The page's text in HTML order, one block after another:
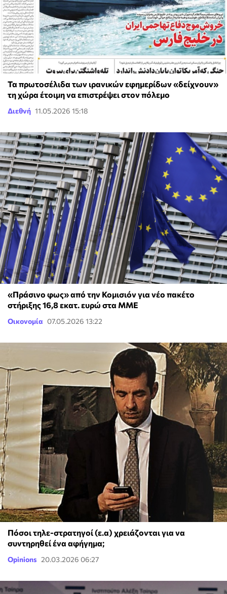
Τα πρωτοσέλιδα των ιρανικών εφημερίδων «δείχνουν»
τη χώρα έτοιμη να επιστρέψει στον πόλεμο
Διεθνή 11.05.2026 15:18
«Πράσινο φως» από την Κομισιόν για νέο πακέτο
στήριξης 16,8 εκατ. ευρώ στα ΜΜΕ
Οικονομία 07.05.2026 13:22
Πόσοι τηλε-στρατηγοί (ε.α) χρειάζονται για να
συντηρηθεί ένα αφήγημα;
Opinions 20.03.2026 06:27